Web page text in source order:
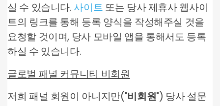
실 수 있습니다. 사이트 또는 당사 제휴사 웹사이
트의 링크를 통해 등록 양식을 작성해주실 것을
요청할 것이며, 당사 모바일 앱을 통해서도 등록
하실 수 있습니다.
글로벌 패널 커뮤니티 비회원
저희 패널 회원이 아니지만("비회원") 당사 설문